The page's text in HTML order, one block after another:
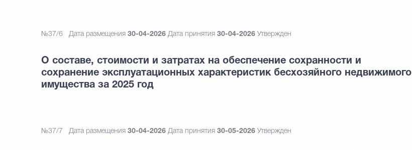
№37/6 Дата размещения 30-04-2026 Дата принятия 30-04-2026 Утвержден
О составе, стоимости и затратах на обеспечение сохранности и
сохранение эксплуатационных характеристик бесхозяйного недвижимого
имущества за 2025 год
№37/7 Дата размещения 30-04-2026 Дата принятия 30-05-2026 Утвержден